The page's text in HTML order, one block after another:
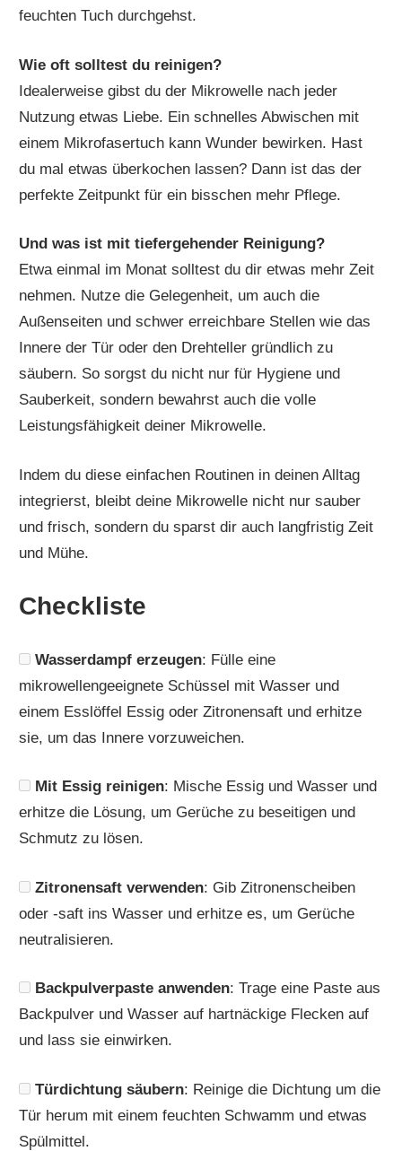
feuchten Tuch durchgehst.
Wie oft solltest du reinigen?
Idealerweise gibst du der Mikrowelle nach jeder
Nutzung etwas Liebe. Ein schnelles Abwischen mit
einem Mikrofasertuch kann Wunder bewirken. Hast
du mal etwas überkochen lassen? Dann ist das der
perfekte Zeitpunkt für ein bisschen mehr Pflege.
Und was ist mit tiefergehender Reinigung?
Etwa einmal im Monat solltest du dir etwas mehr Zeit
nehmen. Nutze die Gelegenheit, um auch die
Außenseiten und schwer erreichbare Stellen wie das
Innere der Tür oder den Drehteller gründlich zu
säubern. So sorgst du nicht nur für Hygiene und
Sauberkeit, sondern bewahrst auch die volle
Leistungsfähigkeit deiner Mikrowelle.
Indem du diese einfachen Routinen in deinen Alltag
integrierst, bleibt deine Mikrowelle nicht nur sauber
und frisch, sondern du sparst dir auch langfristig Zeit
und Mühe.
Checkliste
Wasserdampf erzeugen: Fülle eine
mikrowellengeeignete Schüssel mit Wasser und
einem Esslöffel Essig oder Zitronensaft und erhitze
sie, um das Innere vorzuweichen.
Mit Essig reinigen: Mische Essig und Wasser und
erhitze die Lösung, um Gerüche zu beseitigen und
Schmutz zu lösen.
Zitronensaft verwenden: Gib Zitronenscheiben
oder -saft ins Wasser und erhitze es, um Gerüche
neutralisieren.
Backpulverpaste anwenden: Trage eine Paste aus
Backpulver und Wasser auf hartnäckige Flecken auf
und lass sie einwirken.
Türdichtung säubern: Reinige die Dichtung um die
Tür herum mit einem feuchten Schwamm und etwas
Spülmittel.